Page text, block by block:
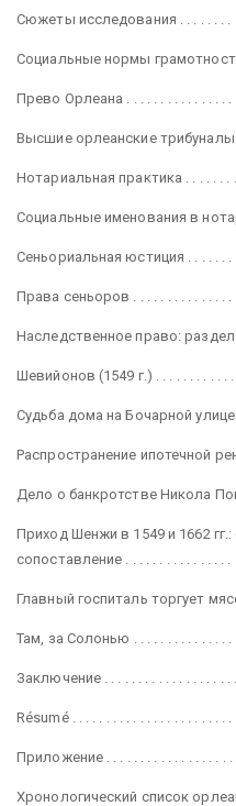
Сюжеты исследования . . . . . . . . .
Социальные нормы грамотности
Прево Орлеана . . . . . . . . . . . . . . . .
Высшие орлеанские трибуналы .
Нотариальная практика . . . . . . . .
Социальные именования в
Сеньориальная юстиция . . . . . . .
Права сеньоров . . . . . . . . . . . . . . .
Наследственное право:
Шевийонов (1549 г.) . . . . . . . . . . . .
Судьба дома на Бочарной улице .
Распространение ипотечной
Дело о банкротстве Никола
Приход Шенжи в 1549 и 1662 гг.:
сопоставление . . . . . . . . . . . . . . . .
Главный госпиталь торгует
Там, за Солонью . . . . . . . . . . . . . . .
Заключение . . . . . . . . . . . . . . . . . . .
Résumé . . . . . . . . . . . . . . . . . . . . . . . .
Приложение . . . . . . . . . . . . . . . . . . .
Хронологический список